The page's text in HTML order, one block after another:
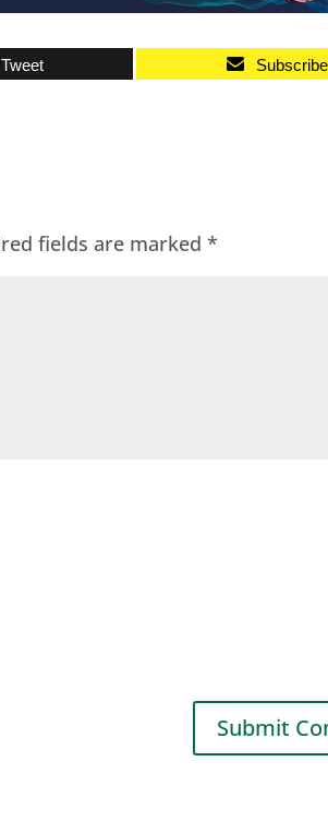
Tweet Subscribe
fields are marked*